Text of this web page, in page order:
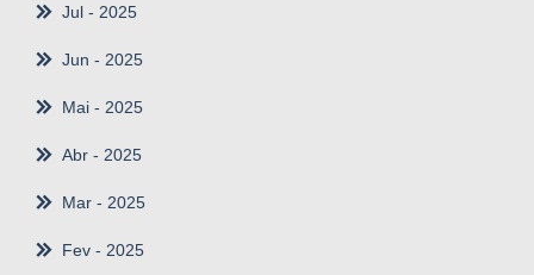
Jul - 2025
Jun - 2025
Mai - 2025
Abr - 2025
Mar - 2025
Fev - 2025